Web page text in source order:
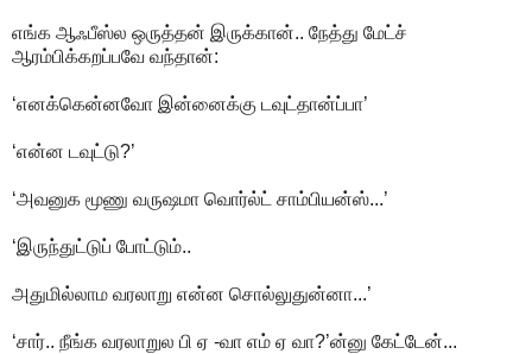
எங்க ஆஃபீஸ்ல ஒருத்தன் இருக்கான்.. நேத்து மேட்ச்
ஆரம்பிக்கறப்பவே வந்தான்:
‘எனக்கென்னவோ இன்னைக்கு டவுட்தான்ப்பா’
‘என்ன டவுட்டு?’
‘அவனுக மூணு வருஷமா வொர்ல்ட் சாம்பியன்ஸ்...’
‘இருந்துட்டுப் போட்டும்..
அதுமில்லாம வரலாறு என்ன சொல்லுதுன்னா...’
‘சார்.. நீங்க வரலாறுல பி ஏ -வா எம் ஏ வா?’ன்னு கேட்டேன்...